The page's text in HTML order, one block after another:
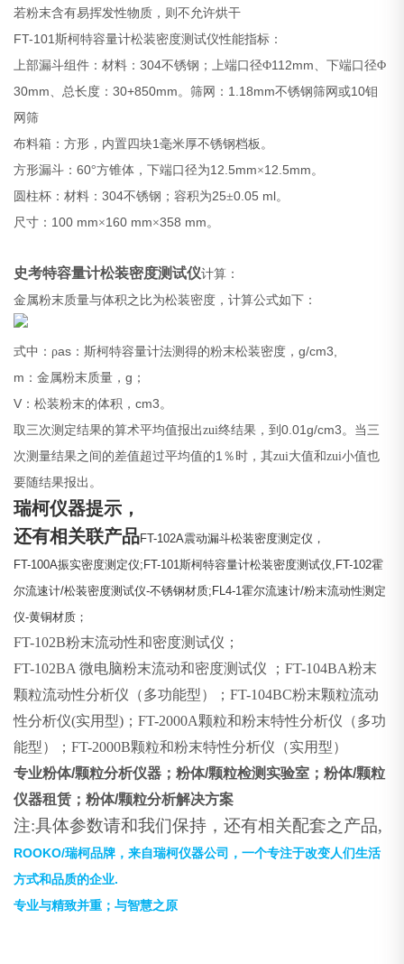
若粉末含有易挥发性物质，则不允许烘干
FT-101斯柯特容量计松装密度测试仪性能指标：
上部漏斗组件：材料：304不锈钢；上端口径Φ112mm、下端口径Φ
30mm、总长度：30+850mm。筛网： 1.18mm不锈钢筛网或10钼
网筛
布料箱：方形，内置四块1毫米厚不锈钢档板。
方形漏斗：60°方锥体，下端口径为12.5mm×12.5mm。
圆柱杯：材料：304不锈钢；容积为25±0.05 ml。
尺寸： 100 mm×160 mm×358 mm。
史考特容量计松装密度测试仪计算：
金属粉末质量与体积之比为松装密度，计算公式如下：
式中：ρas ：斯柯特容量计法测得的粉末松装密度，g/cm3,
m ：金属粉末质量，g ；
V ：松装粉末的体积，cm3。
取三次测定结果的算术平均值报出zui终结果，到0.01g/cm3。当三
次测量结果之间的差值超过平均值的1 ％时，其zui大值和zui小值也
要随结果报出。
瑞柯仪器提示，
还有相关联产品FT-102A震动漏斗松装密度测定仪，
FT-100A振实密度测定仪;FT-101斯柯特容量计松装密度测试仪,FT-102霍
尔流速计/松装密度测试仪-不锈钢材质;FL4-1霍尔流速计/粉末流动性测定
仪-黄铜材质；
FT-102B粉末流动性和密度测试仪；
FT-102BA 微电脑粉末流动和密度测试仪 ；FT-104BA粉末
颗粒流动性分析仪（多功能型）；FT-104BC粉末颗粒流动
性分析仪(实用型)；FT-2000A颗粒和粉末特性分析仪（多功
能型）；FT-2000B颗粒和粉末特性分析仪（实用型）
专业粉体/颗粒分析仪器；粉体/颗粒检测实验室；粉体/颗粒
仪器租赁；粉体/颗粒分析解决方案
注:具体参数请和我们保持，还有相关配套之产品,
ROOKO/瑞柯品牌，来自瑞柯仪器公司，一个专注于改变人们生活
方式和品质的企业.
专业与精致并重；与智慧之原